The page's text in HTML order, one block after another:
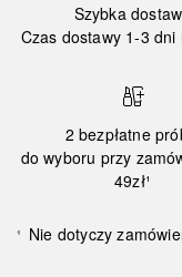
Szybka
Czas dostawy 1-3 dni
2 bezpłatne
do wyboru przy
49zł¹
¹ Nie dotyczy